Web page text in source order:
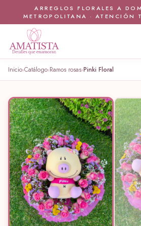
ARREGLOS FLORALES A
METROPOLITANA · ATENCIÓN
Inicio›Catálogo›Ramos rosas›Pinki Floral